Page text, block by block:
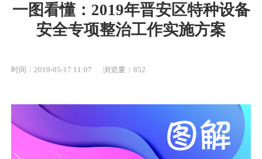
一图看懂：2019年晋安区特种设备
安全专项整治工作实施方案
时间：2019-05-17 11:07 浏览量：852